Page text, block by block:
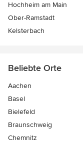
Hochheim am Main
Ober-Ramstadt
Kelsterbach
Beliebte Orte
Aachen
Basel
Bielefeld
Braunschweig
Chemnitz